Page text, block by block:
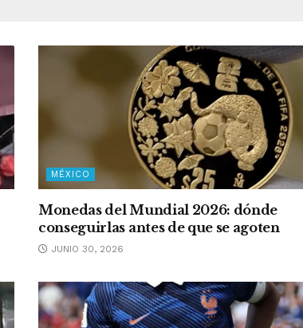
MÉXICO
Monedas del Mundial 2026: dónde
conseguirlas antes de que se agoten
JUNIO 30, 2026